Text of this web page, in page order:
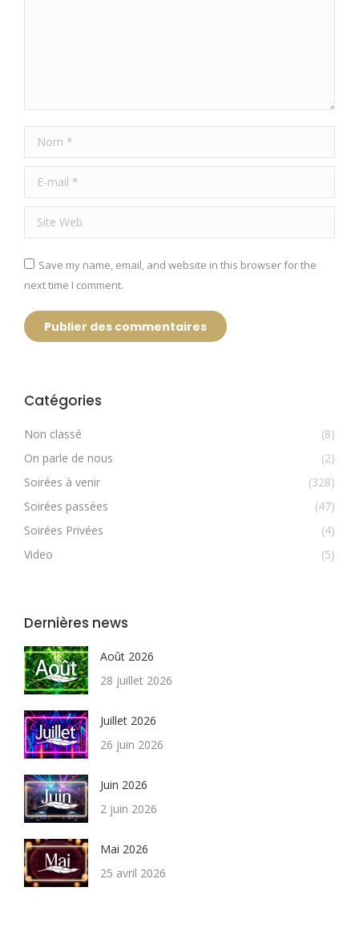
Nom *
E-mail *
Site Web
Save my name, email, and website in this browser for the
next time I comment.
Publier des commentaires
Catégories
Non classé
(8)
On parle de nous
(2)
Soirées à venir
(328)
Soirées passées
(47)
Soirées Privées
(4)
Video
(5)
Dernières news
Août 2026
28 juillet 2026
Juillet 2026
26 juin 2026
Juin 2026
2 juin 2026
Mai 2026
25 avril 2026